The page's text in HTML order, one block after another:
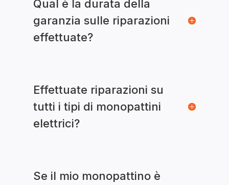
Qual è la durata della
garanzia sulle riparazioni
effettuate?
Effettuate riparazioni su
tutti i tipi di monopattini
elettrici?
Se il mio monopattino è